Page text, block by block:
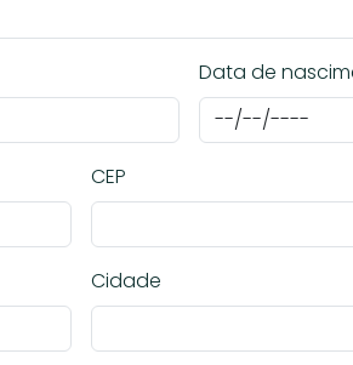
Data de
CEP
Cidade